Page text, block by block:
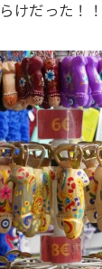
けだった！！